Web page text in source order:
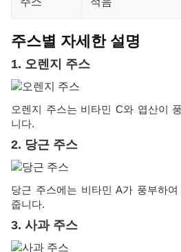
주스별 자세한 설명
1. 오렌지 주스
오렌지 주스는 비타민 C와 엽산이
니다.
2. 당근 주스
당근 주스에는 비타민 A가 풍부하
줍니다.
3. 사과 주스